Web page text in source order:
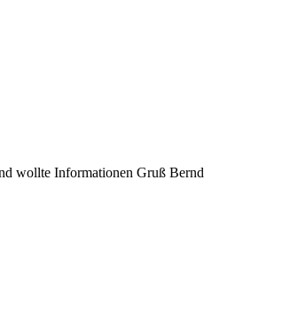
wollte Informationen Gruß Bernd